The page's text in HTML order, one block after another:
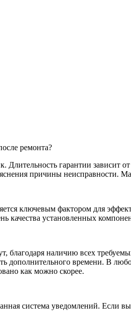
ремонта?
гарантии зависит
причины неисправности.
ключевым фактором для
качества установленных
благодаря наличию всех
дополнительного времени. В
как можно скорее.
система уведомлений. Если